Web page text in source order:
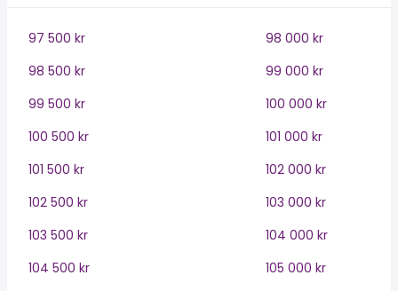
97 500 kr
98 000 kr
98 500 kr
99 000 kr
99 500 kr
100 000 kr
100 500 kr
101 000 kr
101 500 kr
102 000 kr
102 500 kr
103 000 kr
103 500 kr
104 000 kr
104 500 kr
105 000 kr